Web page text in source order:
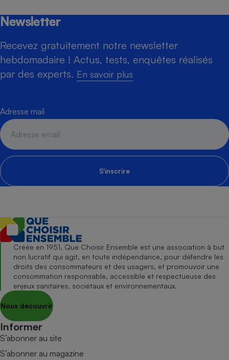
Newsletter
Recevez gratuitement notre newsletter
hebdomadaire ! Actus, tests, enquêtes réalisés
par des experts. En savoir plus
Adresse mail
S'inscrire
Créée en 1951, Que Choisir Ensemble est une association à but
non lucratif qui agit, en toute indépendance, pour défendre les
droits des consommateurs et des usagers, et promouvoir une
consommation responsable, accessible et respectueuse des
enjeux sanitaires, sociétaux et environnementaux.
Nous découvrir
Informer
S’abonner au site
S’abonner au magazine